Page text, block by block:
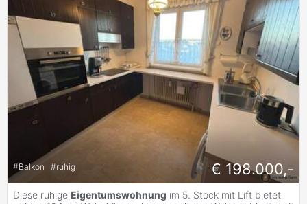
#Balkon #ruhig € 198.000,-
Diese ruhige Eigentumswohnung im 5. Stock mit Lift bietet